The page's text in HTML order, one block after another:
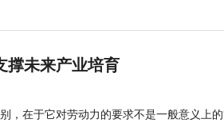
撑未来产业培育
，在于它对劳动力的要求不是一般意义上